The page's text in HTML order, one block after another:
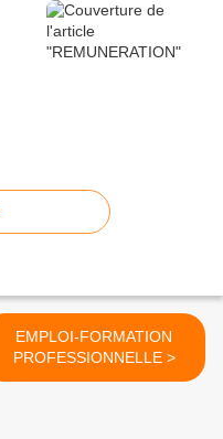
EMPLOI-FORMATION
PROFESSIONNELLE >